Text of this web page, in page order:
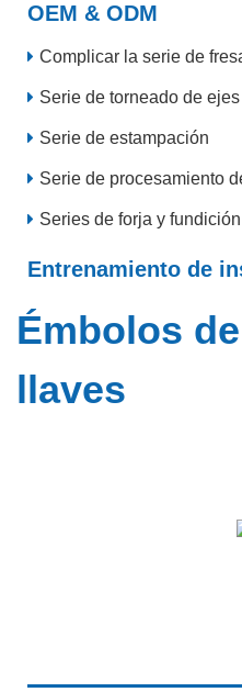
OEM & ODM
Complicar la serie de
Serie de torneado de ejes
Serie de estampación
Serie de procesamiento
Series de forja y fundición
Entrenamiento de
Émbolos
llaves